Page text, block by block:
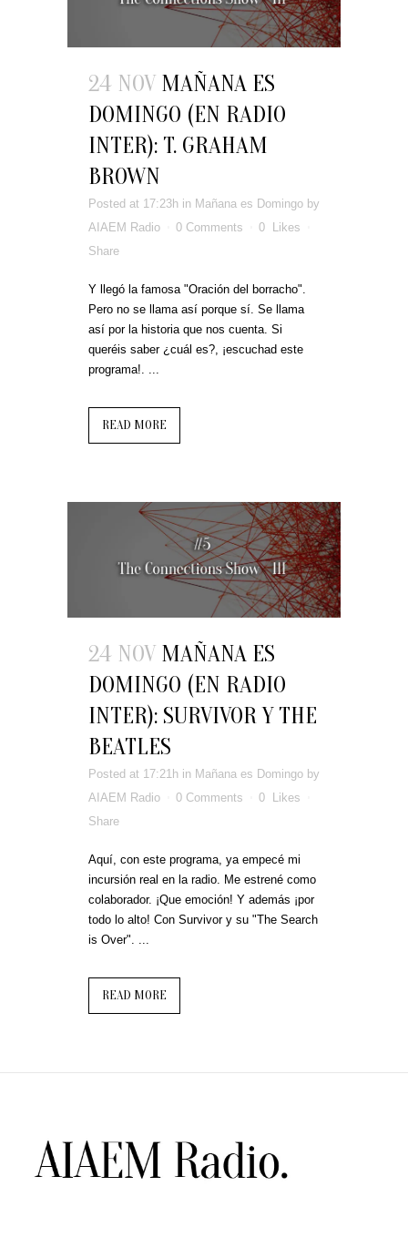
24 NOV MAÑANA ES
DOMINGO (EN RADIO
INTER): T. GRAHAM
BROWN
Posted at 17:23h in Mañana es Domingo by
AIAEM Radio
0 Comments 0
Likes
Share
Y llegó la famosa "Oración del borracho".
Pero no se llama así porque sí. Se llama
así por la historia que nos cuenta. Si
queréis saber ¿cuál es?, ¡escuchad este
programa!. ...
READ MORE
24 NOV MAÑANA ES
DOMINGO (EN RADIO
INTER): SURVIVOR Y THE
BEATLES
Posted at 17:21h in Mañana es Domingo by
AIAEM Radio
0 Comments 0 Likes
Share
Aquí, con este programa, ya empecé mi
incursión real en la radio. Me estrené como
colaborador. ¡Que emoción! Y además ¡por
todo lo alto! Con Survivor y su "The Search
is Over". ...
READ MORE